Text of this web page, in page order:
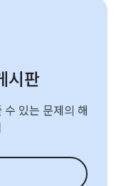
시판
있는 문제의 해